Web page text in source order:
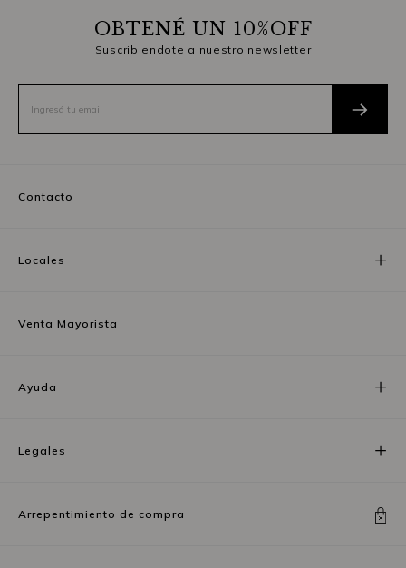
OBTENÉ UN 10%OFF
Suscribiendote a nuestro newsletter
Contacto
Locales
Venta Mayorista
Ayuda
Legales
Arrepentimiento de compra